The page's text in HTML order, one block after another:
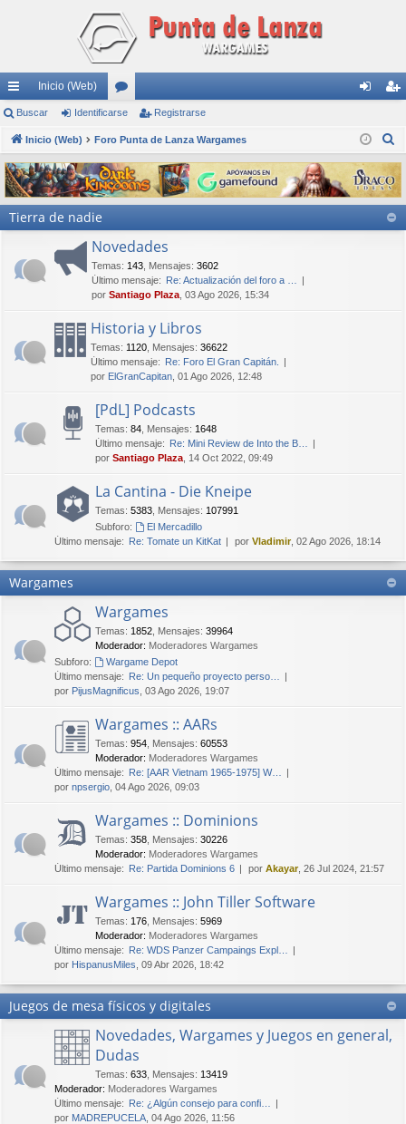
nl
ac
es
rá
pi
Inicio (Web)
or
os nti
fic
ar
ist
ra
rs
e
Buscar Identificarse Registrarse
Inicio (Web) Foro Punta de Lanza Wargames
s
c
Tierra de nadie
Novedades
Temas: 143 Mensajes: 3602
Último mensaje: Re: Actualización del foro a …
por Santiago Plaza , 03 Ago 2026, 15:34
Historia y Libros
Temas: 1120 Mensajes: 36622
Último mensaje: Re: Foro El Gran Capitán.
por ElGranCapitan , 01 Ago 2026, 12:48
[PdL] Podcasts
Temas: 84 Mensajes: 1648
Último mensaje: Re: Mini Review de Into the B…
por Santiago Plaza , 14 Oct 2022, 09:49
La Cantina - Die Kneipe
Temas: 5383 Mensajes: 107991
Subforo:
El Mercadillo
Último mensaje: Re: Tomate un KitKat por Vladimir, 02 Ago 2026, 18:14
Wargames
Wargames
Temas: 1852 Mensajes: 39964
Moderador: Moderadores Wargames
Subforo:
Wargame Depot
Último mensaje: Re: Un pequeño proyecto perso…
por PijusMagnificus , 03 Ago 2026, 19:07
Wargames :: AARs
Temas: 954 Mensajes: 60553
Moderador: Moderadores Wargames
Último mensaje: Re: [AAR Vietnam 1965-1975] W…
por npsergio , 04 Ago 2026, 09:03
Wargames :: Dominions
Temas: 358 Mensajes: 30226
Moderador: Moderadores Wargames
Último mensaje: Re: Partida Dominions 6 por Akayar, 26 Jul 2024, 21:57
Wargames :: John Tiller Software
Temas: 176 Mensajes: 5969
Moderador: Moderadores Wargames
Último mensaje: Re: WDS Panzer Campaings Expl…
por HispanusMiles , 09 Abr 2026, 18:42
Juegos de mesa físicos y digitales
Novedades, Wargames y Juegos en general,
Dudas
Temas: 633 Mensajes: 13419
Moderador: Moderadores Wargames
Último mensaje: Re: ¿Algún consejo para confi…
por MADREPUCELA , 04 Ago 2026, 11:56